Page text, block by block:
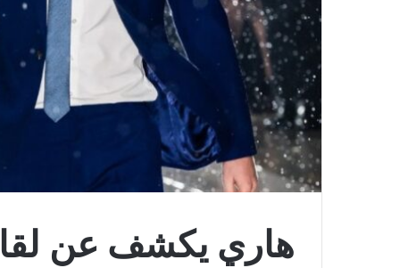
هاري يكشف عن